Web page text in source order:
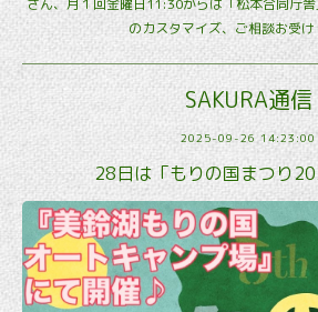
さん、月１回金曜日11:30からは「松本合同庁
のカスタマイズ、ご相談お受
SAKURA通信
2025-09-26 14:23:00
28日は「もりの国まつり